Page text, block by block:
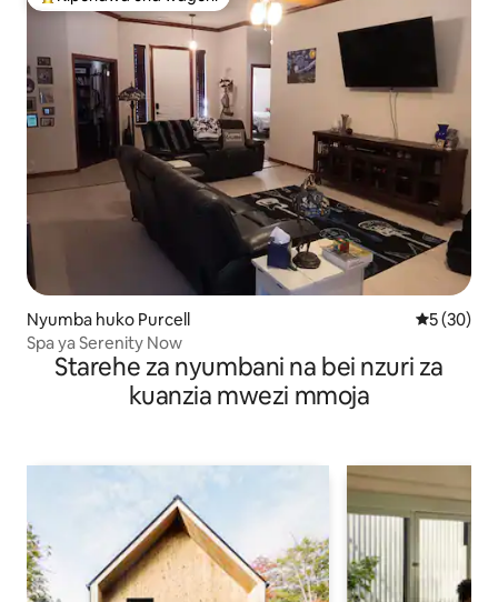
Kipendwa maarufu cha wageni
Nyumba huko Purcell Ukadiriaji
5 (30)
Spa ya Serenity Now
Starehe za nyumbani na bei nzuri za
kuanzia mwezi mmoja